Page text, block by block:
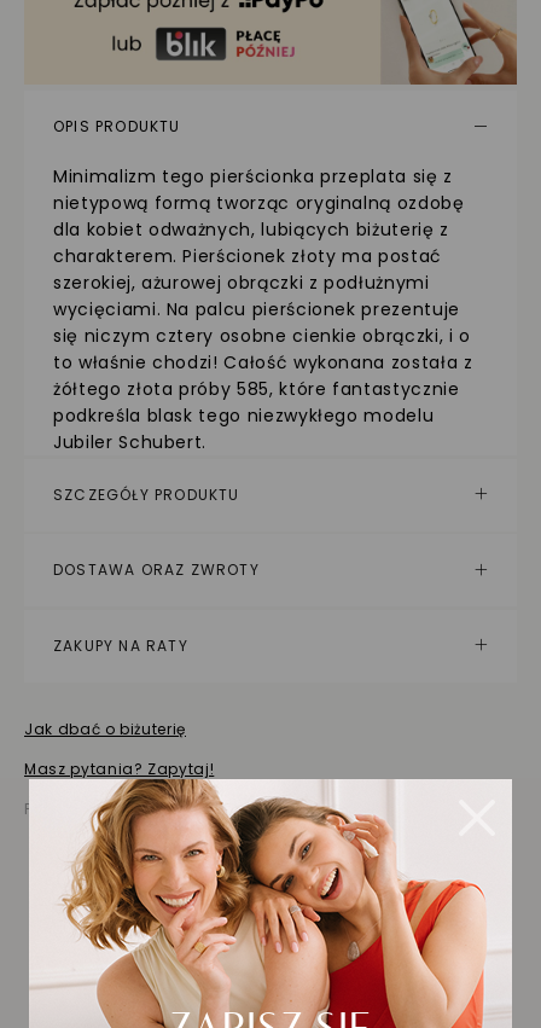
OPIS PRODUKTU
Minimalizm tego pierścionka przeplata się z
nietypową formą tworząc oryginalną ozdobę
dla kobiet odważnych, lubiących biżuterię z
charakterem. Pierścionek złoty ma postać
szerokiej, ażurowej obrączki z podłużnymi
wycięciami. Na palcu pierścionek prezentuje
się niczym cztery osobne cienkie obrączki, i o
to właśnie chodzi! Całość wykonana została z
żółtego złota próby 585, które fantastycznie
podkreśla blask tego niezwykłego modelu
Jubiler Schubert.
SZCZEGÓŁY PRODUKTU
DOSTAWA ORAZ ZWROTY
ZAKUPY NA RATY
Jak dbać o biżuterię
Masz pytania? Zapytaj!
Prezentowana cena jest ceną brutto
Biżuteria wybrana dla